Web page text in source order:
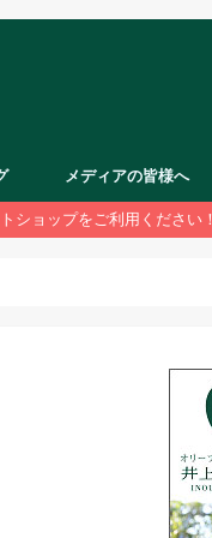
メディアの皆様へ
ショップをご利用ください！